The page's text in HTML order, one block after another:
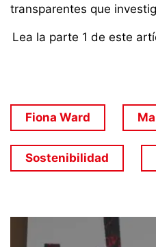
transparentes que
Lea la parte 1 de este
Fiona Ward
Sostenibilidad